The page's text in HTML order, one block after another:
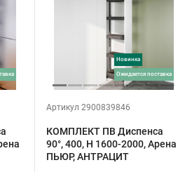
Новинка
ожидается поставка
Артикул 2900839846
КОМПЛЕКТ ПВ Диспенса
90°, 400, H 1600-2000, Арена
ПЬЮР, АНТРАЦИТ